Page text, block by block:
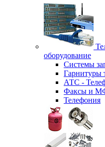
оборудование
Системы
Гарнитуры
АТС -
Факсы и
Телефония